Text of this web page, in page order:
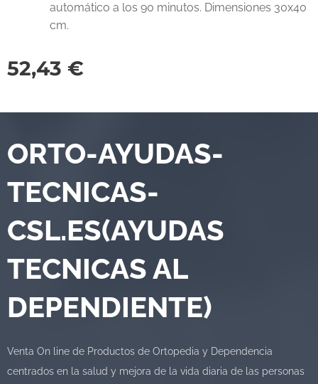
automático a los 90 minutos. Dimensiones 30x40
cm.
52,43 €
ORTO-AYUDAS-
TECNICAS-
CSL.ES(AYUDAS
TECNICAS AL
DEPENDIENTE)
Venta On line de Productos de Ortopedia y Dependencia
centrados en la salud y mejora de la vida diaria de las personas